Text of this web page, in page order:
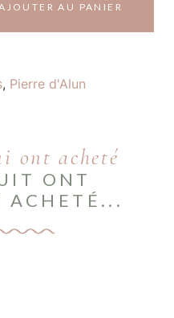
AU PANIER
, Pierre d'Alun
ont acheté
ONT
ACHETÉ...